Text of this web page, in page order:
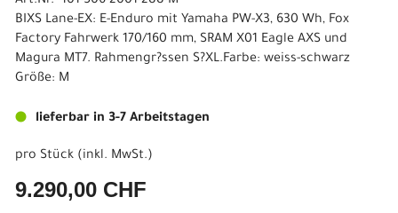
BIXS Lane-EX: E-Enduro mit Yamaha PW-X3, 630 Wh, Fox
Factory Fahrwerk 170/160 mm, SRAM X01 Eagle AXS und
Magura MT7. Rahmengr?ssen S?XL.Farbe: weiss-schwarz
Größe: M
lieferbar in 3-7 Arbeitstagen
pro Stück (inkl. MwSt.)
9.290,00 CHF